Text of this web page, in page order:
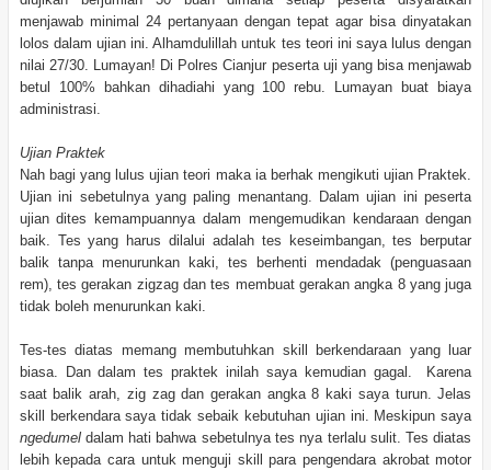
menjawab minimal 24 pertanyaan dengan tepat agar bisa dinyatakan
lolos dalam ujian ini. Alhamdulillah untuk tes teori ini saya lulus dengan
nilai 27/30. Lumayan! Di Polres Cianjur peserta uji yang bisa menjawab
betul 100% bahkan dihadiahi yang 100 rebu. Lumayan buat biaya
administrasi.
Ujian Praktek
Nah bagi yang lulus ujian teori maka ia berhak mengikuti ujian Praktek.
Ujian ini sebetulnya yang paling menantang. Dalam ujian ini peserta
ujian dites kemampuannya dalam mengemudikan kendaraan dengan
baik. Tes yang harus dilalui adalah tes keseimbangan, tes berputar
balik tanpa menurunkan kaki, tes berhenti mendadak (penguasaan
rem), tes gerakan zigzag dan tes membuat gerakan angka 8 yang juga
tidak boleh menurunkan kaki.
Tes-tes diatas memang membutuhkan skill berkendaraan yang luar
biasa. Dan dalam tes praktek inilah saya kemudian gagal. Karena
saat balik arah, zig zag dan gerakan angka 8 kaki saya turun. Jelas
skill berkendara saya tidak sebaik kebutuhan ujian ini. Meskipun saya
ngedumel dalam hati bahwa sebetulnya tes nya terlalu sulit. Tes diatas
lebih kepada cara untuk menguji skill para pengendara akrobat motor